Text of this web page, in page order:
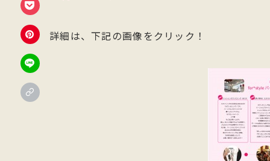
詳細は、下記の画像をクリック！